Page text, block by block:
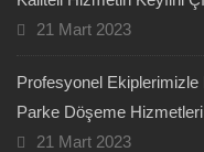
21 Mart 2023
Profesyonel Ekiplerimizle
Parke Döşeme Hizmetleri
21 Mart 2023